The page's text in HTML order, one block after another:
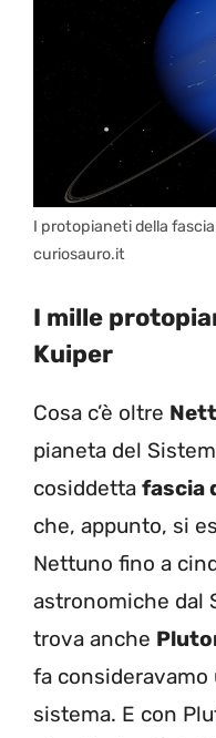
I protopianeti della
curiosauro.it
I mille
Kuiper
Cosa c’è oltre
pianeta del
cosiddetta fascia
che, appunto, si
Nettuno fino a
astronomiche dal
trova anche
fa
sistema. E con